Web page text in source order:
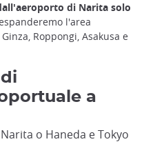
di Narita solo
l'area
Roppongi, Asakusa e
a
o Haneda e Tokyo